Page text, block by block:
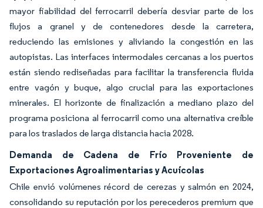
mayor fiabilidad del ferrocarril debería desviar parte de los
flujos a granel y de contenedores desde la carretera,
reduciendo las emisiones y aliviando la congestión en las
autopistas. Las interfaces intermodales cercanas a los puertos
están siendo rediseñadas para facilitar la transferencia fluida
entre vagón y buque, algo crucial para las exportaciones
minerales. El horizonte de finalización a mediano plazo del
programa posiciona al ferrocarril como una alternativa creíble
para los traslados de larga distancia hacia 2028.
Demanda de Cadena de Frío Proveniente de
Exportaciones Agroalimentarias y Acuícolas
Chile envió volúmenes récord de cerezas y salmón en 2024,
consolidando su reputación por los perecederos premium que